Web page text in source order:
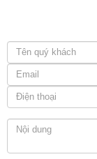
Lựa chọn đá ốp